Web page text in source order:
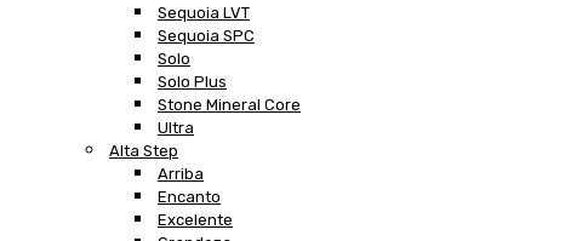
Sequoia LVT
Sequoia SPC
Solo
Solo Plus
Stone Mineral Core
Ultra
Alta Step
Arriba
Encanto
Excelente